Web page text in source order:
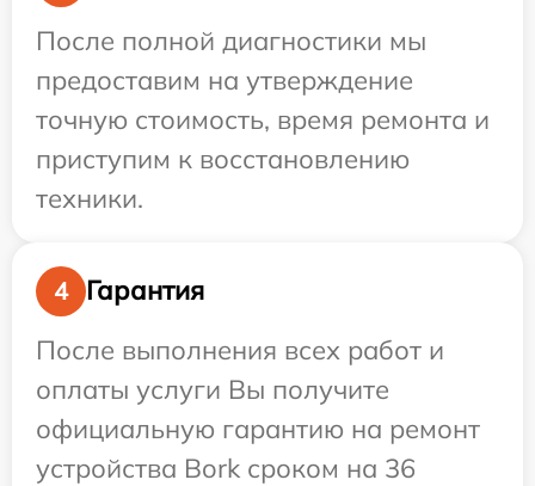
После полной диагностики мы
предоставим на утверждение
точную стоимость, время ремонта и
приступим к восстановлению
техники.
4
Гарантия
После выполнения всех работ и
оплаты услуги Вы получите
официальную гарантию на ремонт
устройства Bork сроком на 36